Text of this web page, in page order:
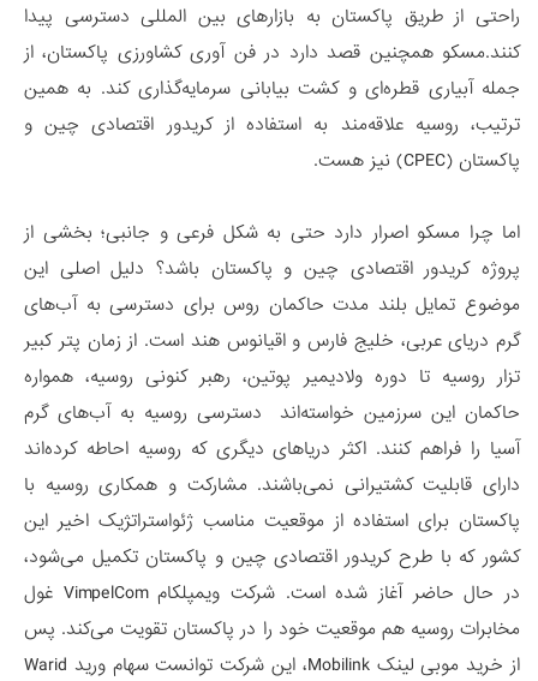
راحتی از طریق پاکستان به بازارهای بین المللی دسترسی پیدا
کنند.مسکو همچنین قصد دارد در فن آوری کشاورزی پاکستان، از
جمله آبیاری قطره‌ای و کشت بیابانی سرمایه‌گذاری کند. به همین
ترتیب، روسیه علاقه‌مند به استفاده از کریدور اقتصادی چین و
پاکستان (CPEC) نیز هست.
اما چرا مسکو اصرار دارد حتی به شکل فرعی و جانبی؛ بخشی از
پروژه کریدور اقتصادی چین و پاکستان باشد؟ دلیل اصلی این
موضوع تمایل بلند مدت حاکمان روس برای دسترسی به آب‌های
گرم دریای عربی، خلیج فارس و اقیانوس هند است. از زمان پتر کبیر
تزار روسیه تا دوره ولادیمیر پوتین، رهبر کنونی روسیه، همواره
حاکمان این سرزمین خواسته‌اند دسترسی روسیه به آب‌های گرم
آسیا را فراهم کنند. اکثر دریاهای دیگری که روسیه احاطه کرده‌اند
دارای قابلیت کشتیرانی نمی‌باشند. مشارکت و همکاری روسیه با
پاکستان برای استفاده از موقعیت مناسب ژئواستراتژیک اخیر این
کشور که با طرح کریدور اقتصادی چین و پاکستان تکمیل می‌شود،
در حال حاضر آغاز شده است. شرکت ویمپلکام VimpelCom غول
مخابرات روسیه هم موقعیت خود را در پاکستان تقویت می‌کند. پس
از خرید موبی لینک Mobilink، این شرکت توانست سهام ورید Warid